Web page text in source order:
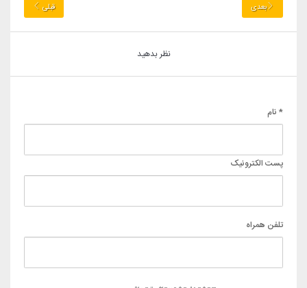
بعدی قبلی
نظر بدهید
* نام
پست الکترونیک
تلفن همراه